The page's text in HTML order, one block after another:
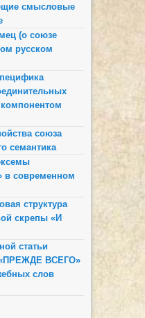
смысловые
(о союзе
русском
союза
семантика
современном
структура
скрепы «И
статьи
«ПРЕЖДЕ ВСЕГО»
слов